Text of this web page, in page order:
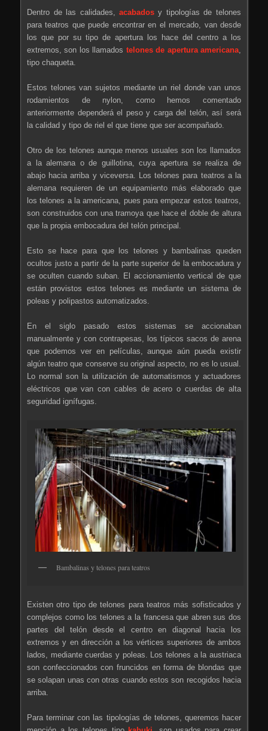
Dentro de las calidades, acabados y tipologías de telones
para teatros que puede encontrar en el mercado, van desde
los que por su tipo de apertura los hace del centro a los
extremos, son los llamados telones de apertura americana,
tipo chaqueta.
Estos telones van sujetos mediante un riel donde van unos
rodamientos de nylon, como hemos comentado
anteriormente dependerá el peso y carga del telón, así será
la calidad y tipo de riel el que tiene que ser acompañado.
Otro de los telones aunque menos usuales son los llamados
a la alemana o de guillotina, cuya apertura se realiza de
abajo hacia arriba y viceversa. Los telones para teatros a la
alemana requieren de un equipamiento más elaborado que
los telones a la americana, pues para empezar estos teatros,
son construidos con una tramoya que hace el doble de altura
que la propia embocadura del telón principal.
Esto se hace para que los telones y bambalinas queden
ocultos justo a partir de la parte superior de la embocadura y
se oculten cuando suban. El accionamiento vertical de que
están provistos estos telones es mediante un sistema de
poleas y polipastos automatizados.
En el siglo pasado estos sistemas se accionaban
manualmente y con contrapesas, los típicos sacos de arena
que podemos ver en películas, aunque aún pueda existir
algún teatro que conserve su original aspecto, no es lo usual.
Lo normal son la utilización de automatismos y actuadores
eléctricos que van con cables de acero o cuerdas de alta
seguridad ignífugas.
Bambalinas y telones para teatros
Existen otro tipo de telones para teatros más sofisticados y
complejos como los telones a la francesa que abren sus dos
partes del telón desde el centro en diagonal hacia los
extremos y en dirección a los vértices superiores de ambos
lados, mediante cuerdas y poleas. Los telones a la austriaca
son confeccionados con fruncidos en forma de blondas que
se solapan unas con otras cuando estos son recogidos hacia
arriba.
Para terminar con las tipologías de telones, queremos hacer